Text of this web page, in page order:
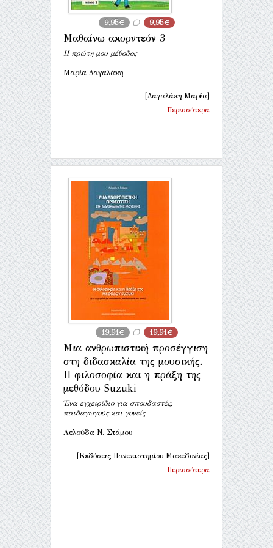
9,95€ 9,95€
Μαθαίνω ακορντεόν 3
Η πρώτη μου μέθοδος
Μαρία Δαγαλάκη
[Δαγαλάκη Μαρία]
Περισσότερα
19,91€ 19,91€
Μια ανθρωπιστική προσέγγιση
στη διδασκαλία της μουσικής.
Η φιλοσοφία και η πράξη της
μεθόδου Suzuki
Ένα εγχειρίδιο για σπουδαστές,
παιδαγωγούς και γονείς
Λελούδα Ν. Στάμου
[Εκδόσεις Πανεπιστημίου Μακεδονίας]
Περισσότερα